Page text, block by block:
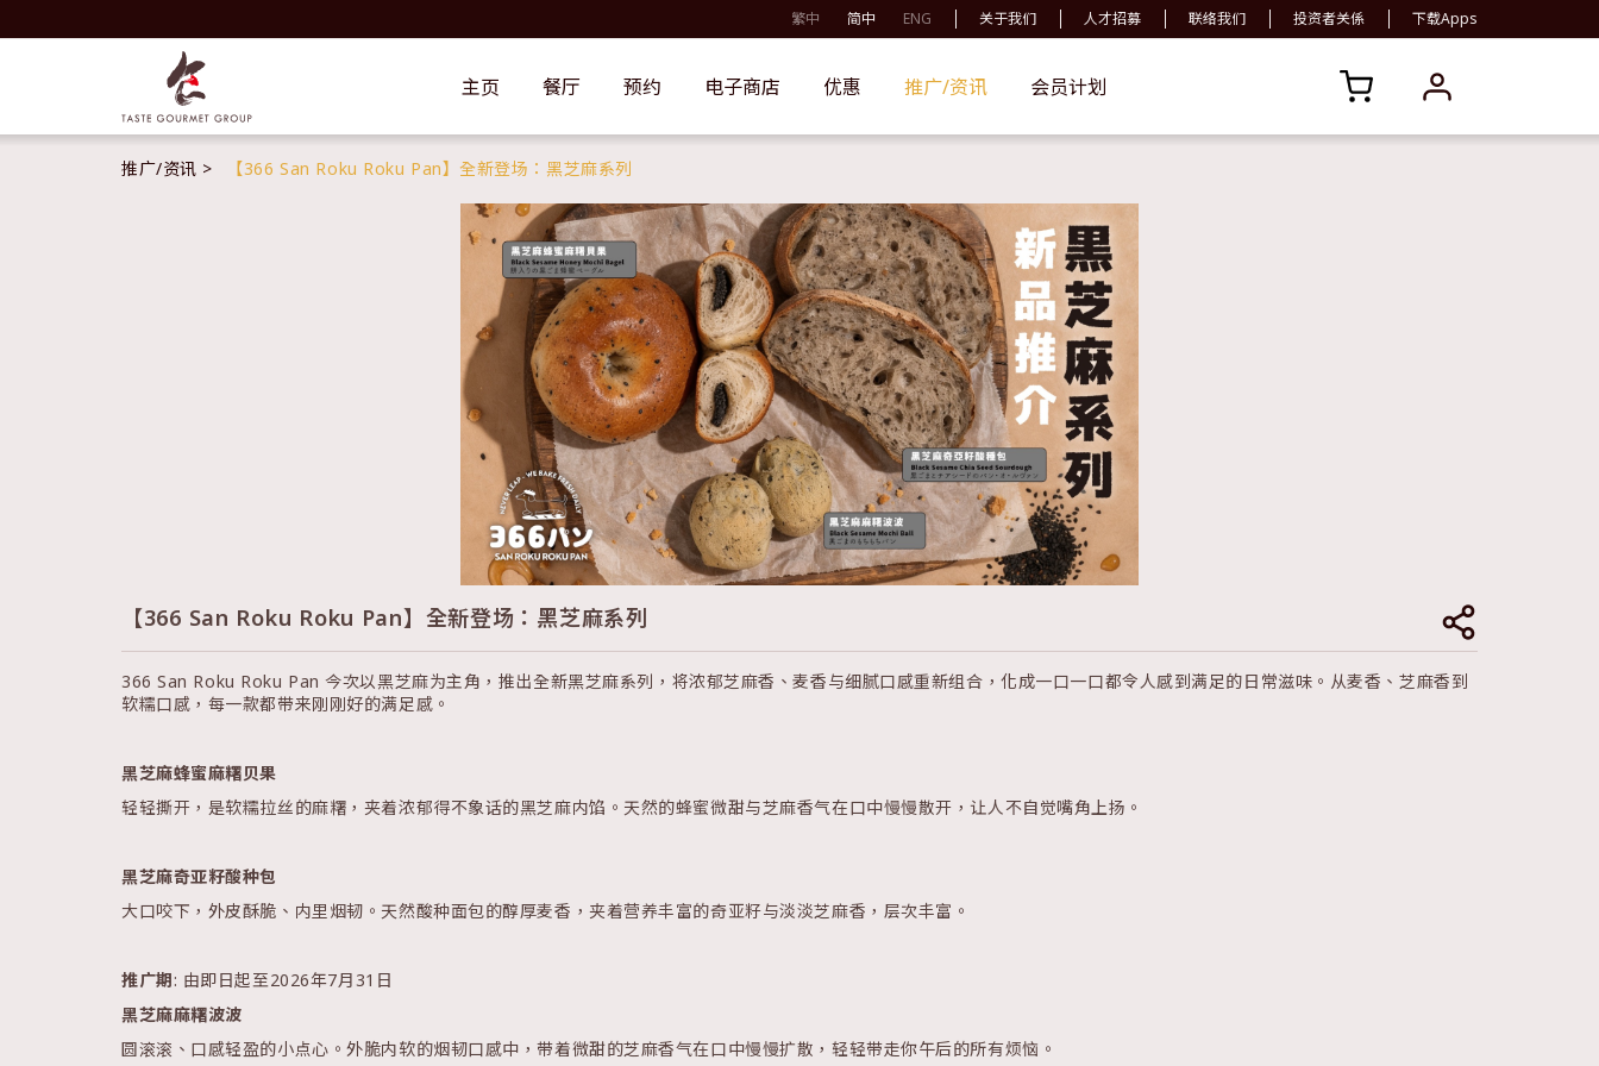
繁中 简中 ENG 关于我们 人才招募 联络我们 投资者关係 下载Apps
主页 餐厅 预约 电子商店 优惠 推广/资讯 会员计划
推广/资讯 【366 San Roku Roku Pan】全新登场：黑芝麻系列
【366 San Roku Roku Pan】全新登场：黑芝麻系列
366 San Roku Roku Pan 今次以黑芝麻为主角，推出全新黑芝麻系列，将浓郁芝麻香、麦香与细腻口感重新组合，化成一口一口都令人感到满足的日常滋味。从麦香、芝麻香到
软糯口感，每一款都带来刚刚好的满足感。
黑芝麻蜂蜜麻糬贝果
轻轻撕开，是软糯拉丝的麻糬，夹着浓郁得不象话的黑芝麻内馅。天然的蜂蜜微甜与芝麻香气在口中慢慢散开，让人不自觉嘴角上扬。
黑芝麻奇亚籽酸种包
大口咬下，外皮酥脆、内里烟韧。天然酸种面包的醇厚麦香，夹着营养丰富的奇亚籽与淡淡芝麻香，层次丰富。
推广期: 由即日起至2026年7月31日
黑芝麻麻糬波波
圆滚滚、口感轻盈的小点心。外脆内软的烟韧口感中，带着微甜的芝麻香气在口中慢慢扩散，轻轻带走你午后的所有烦恼。